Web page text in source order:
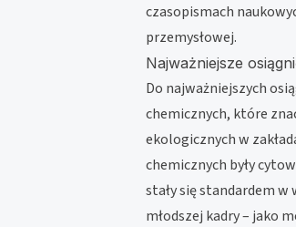
czasopismach
przemysłowej.
Najważniejsze
Do najważniejszych
chemicznych, które
ekologicznych w
chemicznych były
stały się standardem
młodszej kadry – jako